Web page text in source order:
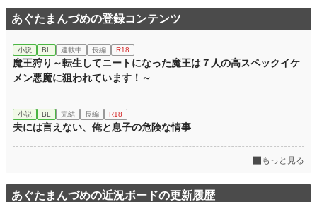
あぐたまんづめの登録コンテンツ
小説 BL 連載中 長編 R18
魔王狩り～転生してニートになった魔王は７人の高スペックイケ
メン悪魔に狙われています！～
小説 BL 完結 長編 R18
夫には言えない、俺と息子の危険な情事
もっと見る
あぐたまんづめの近況ボードの更新履歴